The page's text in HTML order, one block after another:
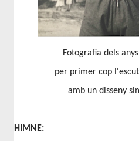
Fotografia dels
per primer cop
amb un disseny
HIMNE: